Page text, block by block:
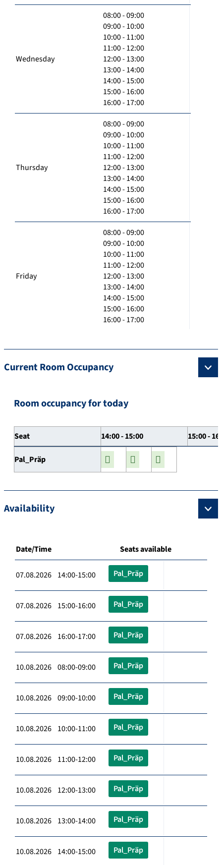
Wednesday
08:00 - 09:00
09:00 - 10:00
10:00 - 11:00
11:00 - 12:00
12:00 - 13:00
13:00 - 14:00
14:00 - 15:00
15:00 - 16:00
16:00 - 17:00
Thursday
08:00 - 09:00
09:00 - 10:00
10:00 - 11:00
11:00 - 12:00
12:00 - 13:00
13:00 - 14:00
14:00 - 15:00
15:00 - 16:00
16:00 - 17:00
Friday
08:00 - 09:00
09:00 - 10:00
10:00 - 11:00
11:00 - 12:00
12:00 - 13:00
13:00 - 14:00
14:00 - 15:00
15:00 - 16:00
16:00 - 17:00
Current Room Occupancy
Room occupancy for today
Seat 14:00 - 15:00 15:00 -
Pal_Präp
Availability
Date/Time Seats available
07.08.2026 14:00-15:00 Pal_Präp
07.08.2026 15:00-16:00 Pal_Präp
07.08.2026 16:00-17:00 Pal_Präp
10.08.2026 08:00-09:00 Pal_Präp
10.08.2026 09:00-10:00 Pal_Präp
10.08.2026 10:00-11:00 Pal_Präp
10.08.2026 11:00-12:00 Pal_Präp
10.08.2026 12:00-13:00 Pal_Präp
10.08.2026 13:00-14:00 Pal_Präp
10.08.2026 14:00-15:00 Pal_Präp